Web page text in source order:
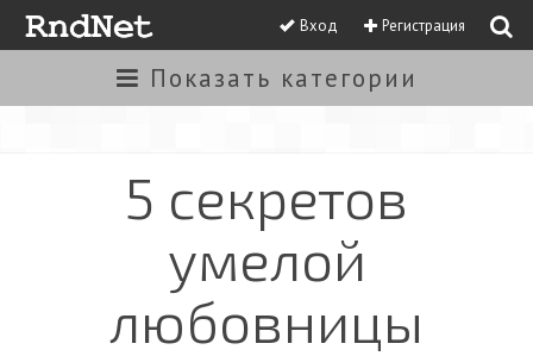
Вход Регистрация
Показать категории
5 секретов
умелой
любовницы